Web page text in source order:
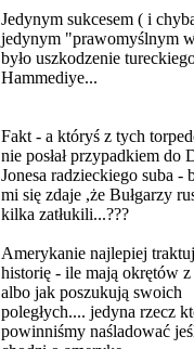
Jedynym sukcesem ( i
jedynym "prawomyślnym
było uszkodzenie
Hammediye...
Fakt - a któryś z tych
nie posłał przypadkiem do
Jonesa radzieckiego suba -
mi się zdaje ,że Bułgarzy
kilka zatłukili...???
Amerykanie najlepiej
historię - ile mają okrętów
albo jak poszukują swoich
poległych.... jedyna rzecz
powinniśmy naśladować